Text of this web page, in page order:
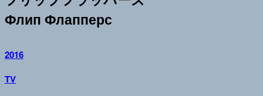
Флип Флапперс
2016
TV